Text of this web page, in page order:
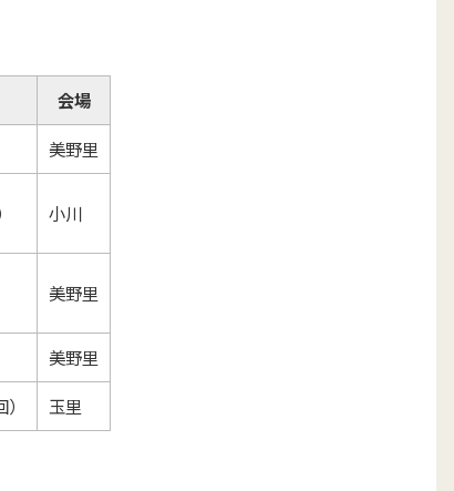
会場
美野里
小川
美野里
美野里
玉里